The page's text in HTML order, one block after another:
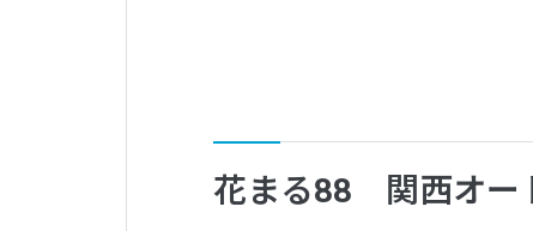
花まる88 関西オー